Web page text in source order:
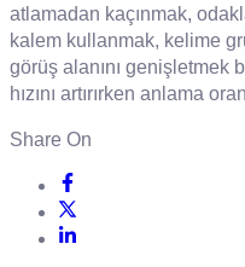
atlamadan kaçınmak,
kalem kullanmak, kelime
görüş alanını genişletmek
hızını artırırken anlama
Share On